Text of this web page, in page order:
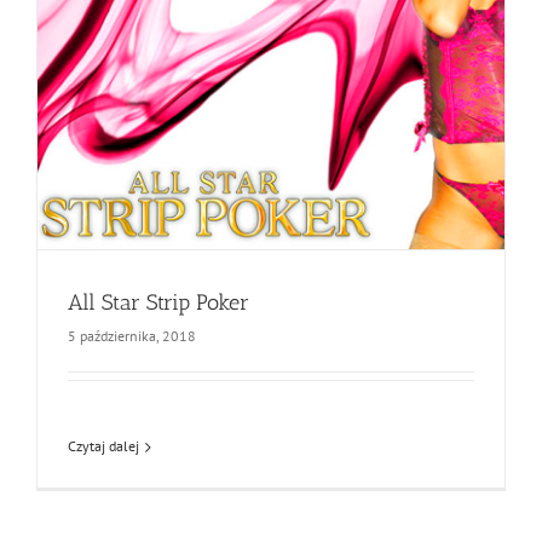
All Star Strip Poker
5 października, 2018
Czytaj dalej